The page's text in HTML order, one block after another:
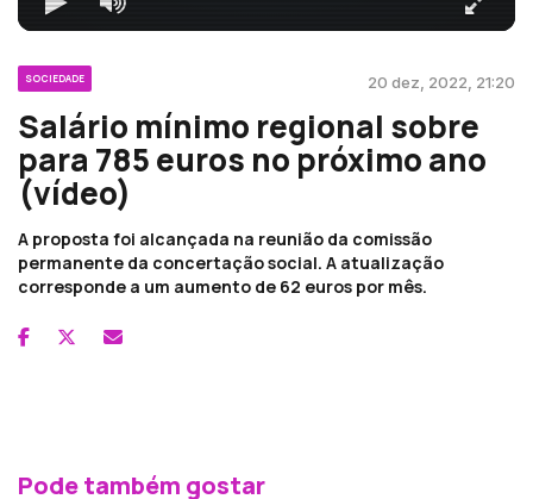
SOCIEDADE 20 dez, 2022, 21:20
Salário mínimo regional sobre
para 785 euros no próximo ano
(vídeo)
A proposta foi alcançada na reunião da comissão
permanente da concertação social. A atualização
corresponde a um aumento de 62 euros por mês.
Pode também gostar